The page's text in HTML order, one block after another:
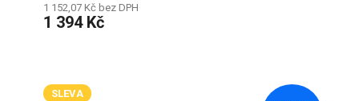
1 152,07 Kč bez DPH
1 394 Kč
SLEVA